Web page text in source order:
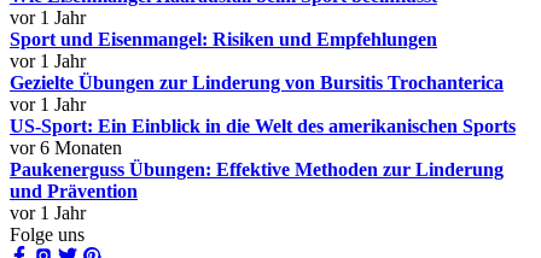
vor 1 Jahr
Sport und Eisenmangel: Risiken und Empfehlungen
vor 1 Jahr
Gezielte Übungen zur Linderung von Bursitis Trochanterica
vor 1 Jahr
US-Sport: Ein Einblick in die Welt des amerikanischen Sports
vor 6 Monaten
Paukenerguss Übungen: Effektive Methoden zur Linderung
und Prävention
vor 1 Jahr
Folge uns